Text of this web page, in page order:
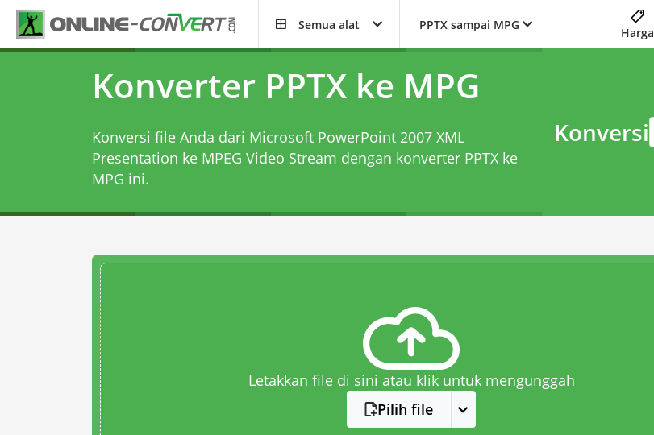
Semua alat PPTX sampai MPG
Harga
Konverter PPTX ke MPG
Konversi file Anda dari Microsoft PowerPoint 2007 XML
Presentation ke MPEG Video Stream dengan konverter PPTX ke
MPG ini.
Konversi
Letakkan file di sini atau klik untuk mengunggah
Pilih file